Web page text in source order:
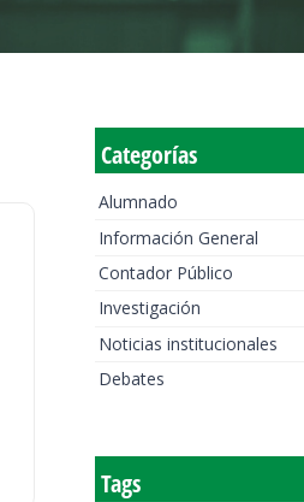
Categorías
Alumnado
Información General
Contador Público
Investigación
Noticias institucionales
Debates
Tags